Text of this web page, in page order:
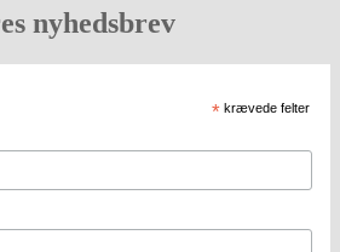
nyhedsbrev
* krævede felter